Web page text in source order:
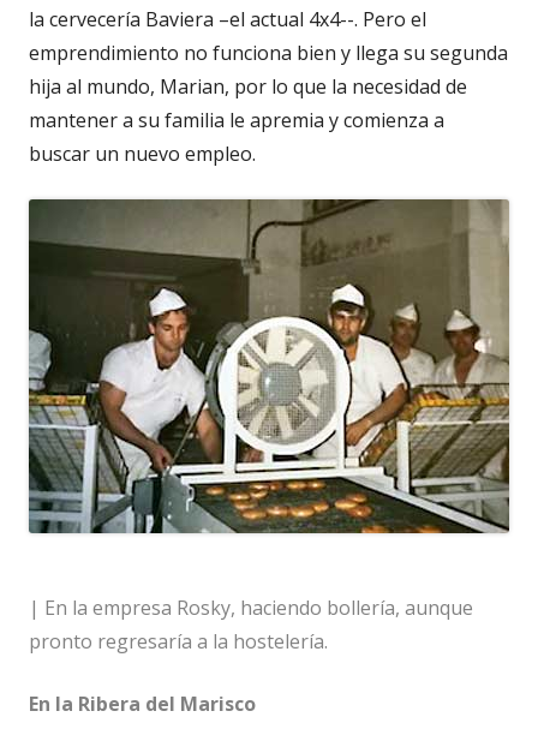
la cervecería Baviera –el actual 4x4--. Pero el
emprendimiento no funciona bien y llega su segunda
hija al mundo, Marian, por lo que la necesidad de
mantener a su familia le apremia y comienza a
buscar un nuevo empleo.
| En la empresa Rosky, haciendo bollería, aunque
pronto regresaría a la hostelería.
En la Ribera del Marisco